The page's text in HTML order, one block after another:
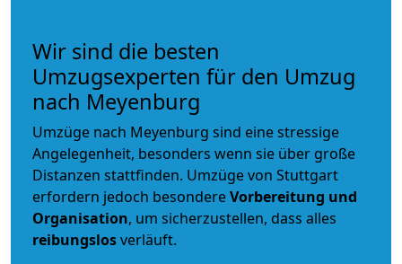
Wir sind die besten
Umzugsexperten für den Umzug
nach Meyenburg
Umzüge nach Meyenburg sind eine stressige
Angelegenheit, besonders wenn sie über große
Distanzen stattfinden. Umzüge von Stuttgart
erfordern jedoch besondereVorbereitung und
Organisation, um sicherzustellen, dass alles
reibungslosverläuft.